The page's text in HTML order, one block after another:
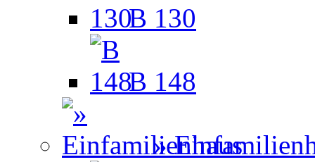
B 130
B 148
»